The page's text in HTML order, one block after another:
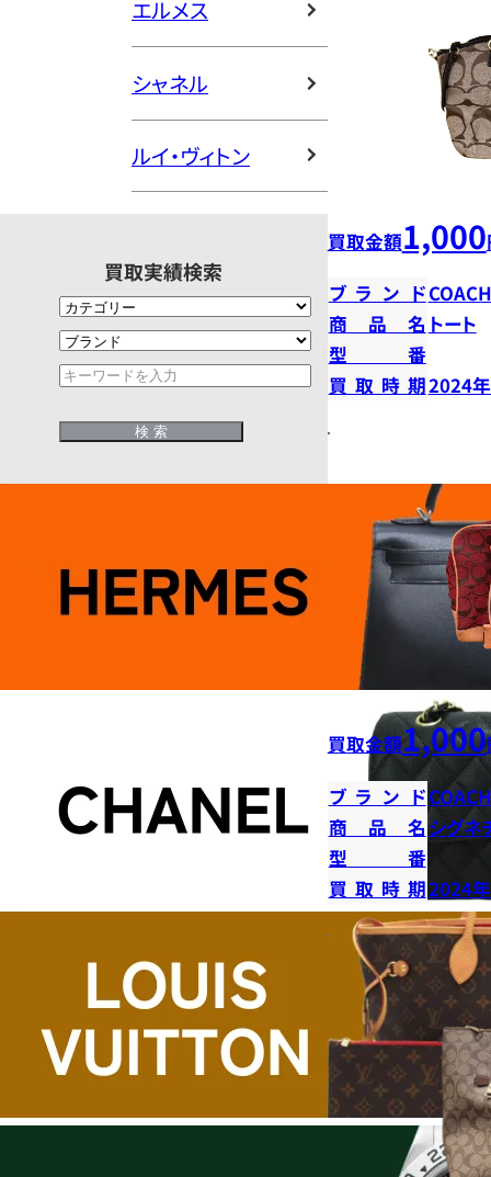
エルメス
シャネル
ルイ・ヴィトン
買取実績検索
買取金額1,000
ブランドCOACH
商品名 トート
型番
買取時期2024
買取金額1,000
ブランドCOACH
商品名シグネ
型番
買取時期2024